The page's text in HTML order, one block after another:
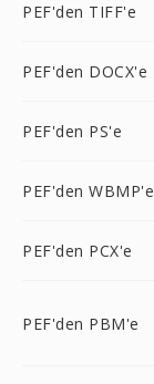
PEF'den TIFF'e
PEF'den DOCX'e
PEF'den PS'e
PEF'den WBMP'e
PEF'den PCX'e
PEF'den PBM'e